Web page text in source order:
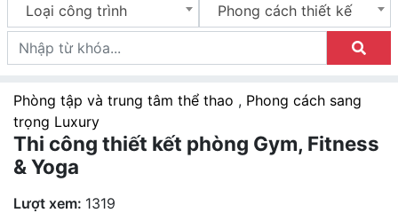
Loại công trình Phong cách thiết kế
Phòng tập và trung tâm thể thao , Phong cách sang
trọng Luxury
Thi công thiết kết phòng Gym, Fitness
& Yoga
Lượt xem: 1319